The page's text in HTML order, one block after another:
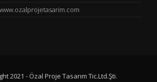
2021 - Özal Proje Tasarım Tic.Ltd.Şti.